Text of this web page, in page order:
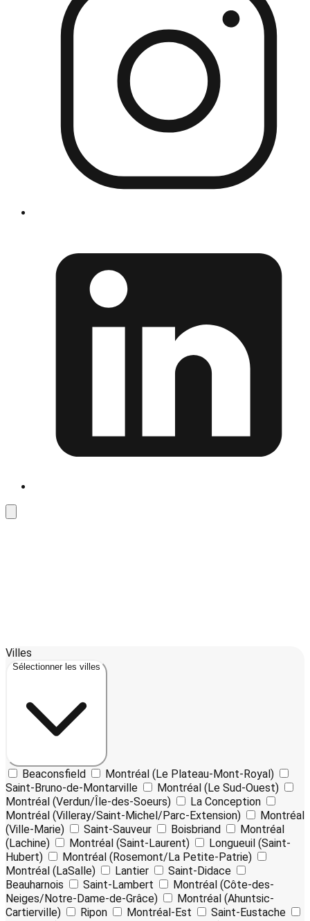
+
Villes
Sélectionner les villes
Beaconsfield
Montréal (Le Plateau-Mont-Royal)
Saint-Bruno-de-Montarville
Montréal (Le Sud-Ouest)
Montréal (Verdun/Île-des-Soeurs)
La Conception
Montréal (Villeray/Saint-Michel/Parc-Extension)
Montréal
(Ville-Marie)
Saint-Sauveur Boisbriand
Montréal
(Lachine)
Montréal (Saint-Laurent)
Longueuil (Saint-
Hubert)
Montréal (Rosemont/La Petite-Patrie)
Montréal (LaSalle)
Lantier
Saint-Didace
Beauharnois
Saint-Lambert
Montréal (Côte-des-
Neiges/Notre-Dame-de-Grâce)
Montréal (Ahuntsic-
Cartierville)
Ripon Montréal-Est
Saint-Eustache